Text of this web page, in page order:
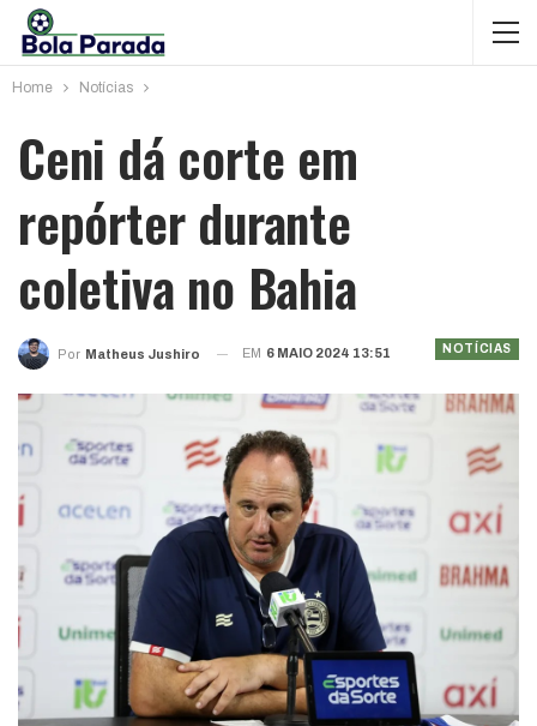
Home Notícias
Ceni dá corte em
repórter durante
coletiva no Bahia
NOTÍCIAS
Por Matheus Jushiro EM 6 MAIO 2024 13:51